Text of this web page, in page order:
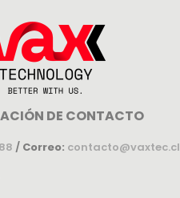
DE CONTACTO
/ Correo: contacto@vaxtec.cl